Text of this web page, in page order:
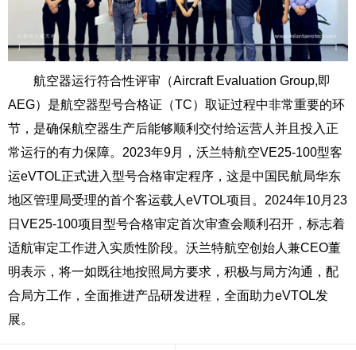
航空器运行符合性评审（Aircraft Evaluation Group,即
AEG）是航空器型号合格证（TC）取证过程中非常重要的环
节，是确保航空器生产后能够顺利交付给运营人并且投入正
常运行的有力保障。2023年9月，沃兰特航空VE25-100型客
运eVTOL正式进入型号合格审定程序，这是中国民航局华东
地区管理局受理的首个客运载人eVTOL项目。2024年10月23
日 VE25-100项目型号合格审定首次审查会顺利召开，标志着
适航审定工作进入实质性阶段。沃兰特航空创始人兼CEO董
明表示，将一如既往地按照局方要求，积极与局方沟通，配
合局方工作，全面推进产品研发进程，全面助力eVTOL发
展。